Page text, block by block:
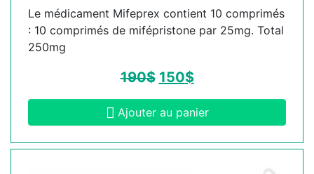
Le médicament Mifeprex contient 10 comprimés
: 10 comprimés de mifépristone par 25mg. Total
250mg
190$ 150$
Ajouter au panier